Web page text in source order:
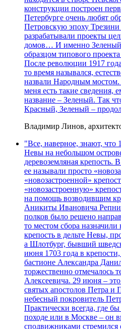
конструкции построен
Петербурге очень любят
Петровскую эпоху
разрабатывали проекты
домов… И именно Зеленый
образцом типового
После революции 1917
то время назывался,
назвали Народным
меня есть такие сведения,
название – Зеленый. Так
Красный, Зеленый –
Владимир Линов,
"Все, наверное, знают, что
Невы на небольшом
деревоземляная крепость.
ее называли просто
«новозастроенной»
«новозастроенную»
на помощь возводившим
Аникиты Ивановича
полков было решено
то местом сбора
крепость в дельте Невы,
а Шлотбург, бывший
июня 1703 года в
бастионе Александра
торжественно отмечалось
Алексеевича. 29 июня –
святых апостолов Петра и
небесный покровитель
Практически всегда, где
походе или в Москве – он
сподвижниками стремился